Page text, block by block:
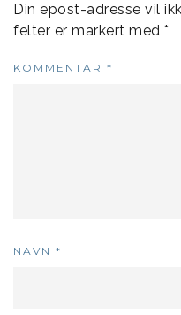
Din epost-adresse vil
felter er markert med *
KOMMENTAR *
NAVN *